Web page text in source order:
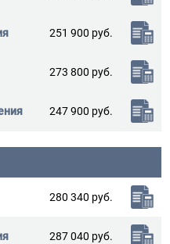
251 900 руб.
273 800 руб.
247 900 руб.
280 340 руб.
287 040 руб.